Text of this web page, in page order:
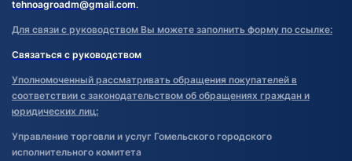
tehnoagroadm@gmail.com.
Для связи с руководством Вы можете заполнить форму по ссылке:
Связаться с руководством
Уполномоченный рассматривать обращения покупателей в
соответствии с законодательством об обращениях граждан и
юридических лиц:
Управление торговли и услуг Гомельского городского
исполнительного комитета